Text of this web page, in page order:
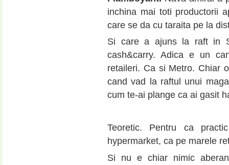
inchina mai toti productorii
care se da cu taraita pe la
Si care a ajuns la raft in
cash&carry. Adica e un
retaileri. Ca si Metro. Chiar
cand vad la raftul unui
cum te-ai plange ca ai gasit
Teoretic. Pentru ca
hypermarket, ca pe marele
Si nu e chiar nimic